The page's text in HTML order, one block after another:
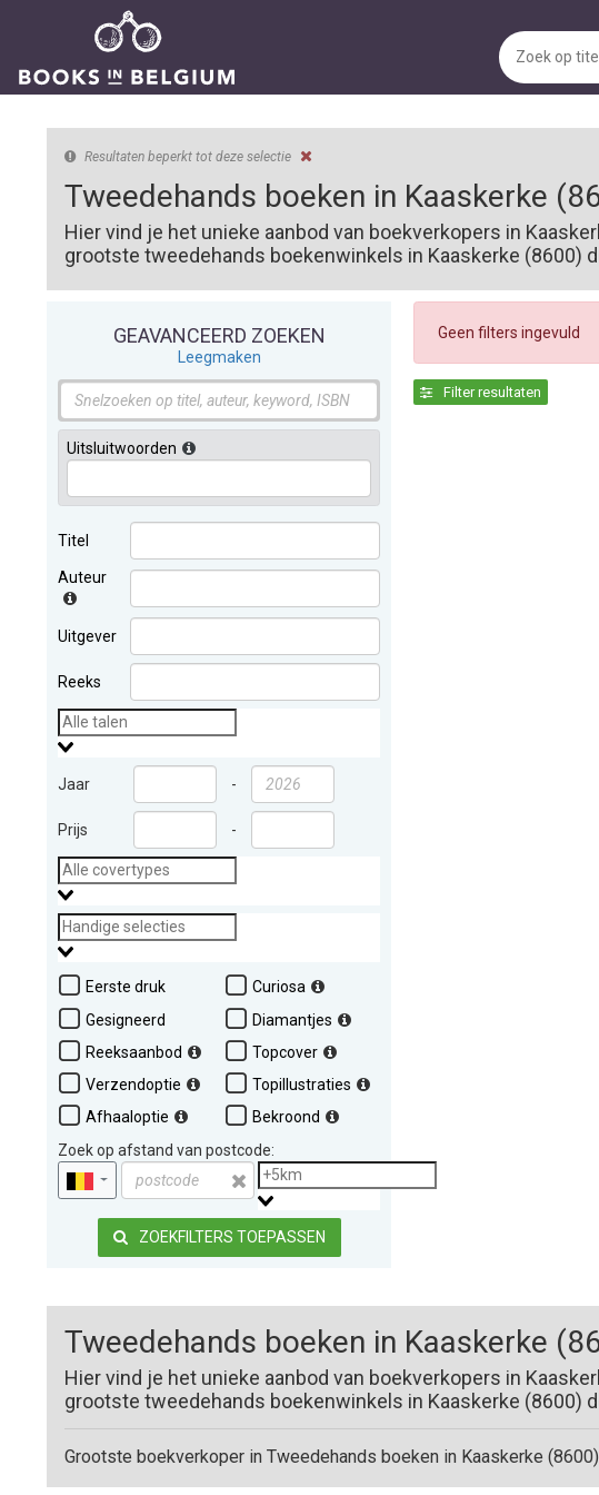
Resultaten beperkt tot deze selectie
Tweedehands boeken in Kaaskerke
Hier vind je het unieke aanbod van boekverkopers in
grootste tweedehands boekenwinkels in Kaaskerke (8600)
GEAVANCEERD ZOEKEN
Leegmaken
Uitsluitwoorden
Titel
Auteur
Uitgever
Reeks
Jaar -
Prijs -
Eerste druk
Gesigneerd
Reeksaanbod
Verzendoptie
Afhaaloptie
Curiosa
Diamantjes
Topcover
Topillustraties
Bekroond
Zoek op afstand van postcode:
ZOEKFILTERS TOEPASSEN
Geen filters ingevuld
Filter resultaten
Tweedehands boeken in Kaaskerke
Hier vind je het unieke aanbod van boekverkopers in
grootste tweedehands boekenwinkels in Kaaskerke (8600)
Grootste boekverkoper in Tweedehands boeken in Kaaskerke